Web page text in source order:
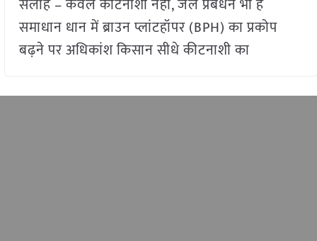
सलाह – केवल कीटनाशी नहीं, जल प्रबंधन भी है
समाधान धान में ब्राउन प्लांटहॉपर (BPH) का प्रकोप
बढ़ने पर अधिकांश किसान सीधे कीटनाशी का